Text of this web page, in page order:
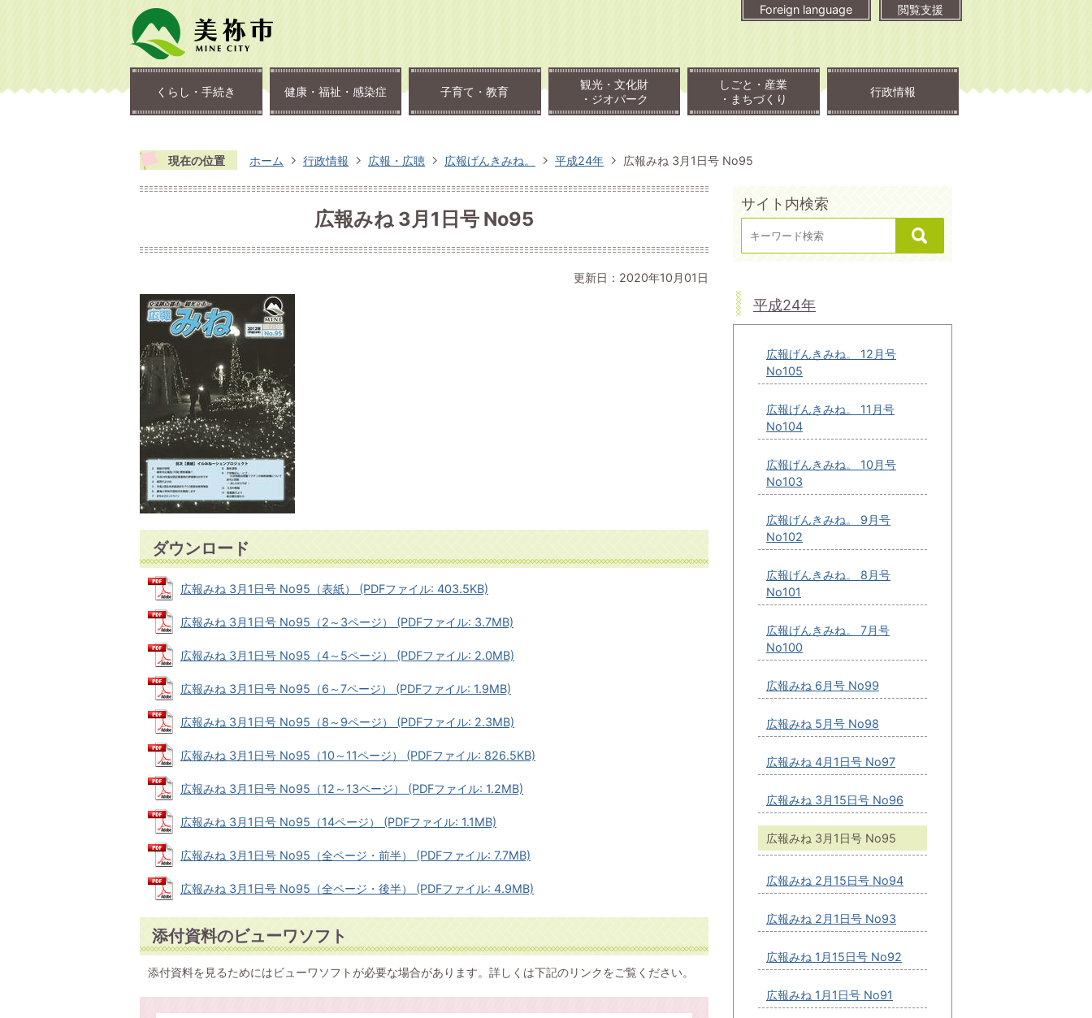
Foreign language 閲覧支援
くらし・手続き 健康・福祉・感染症 子育て・教育
観光・文化財
・ジオパーク
しごと・産業
・まちづくり
行政情報
現在の位置 ホーム 行政情報 広報・広聴 広報げんきみね。 平成24年 広報みね 3月1日号 No95
広報みね 3月1日号 No95
更新日：2020年10月01日
ダウンロード
広報みね 3月1日号 No95（表紙） (PDFファイル: 403.5KB)
広報みね 3月1日号 No95（2～3ページ） (PDFファイル: 3.7MB)
広報みね 3月1日号 No95（4～5ページ） (PDFファイル: 2.0MB)
広報みね 3月1日号 No95（6～7ページ） (PDFファイル: 1.9MB)
広報みね 3月1日号 No95（8～9ページ） (PDFファイル: 2.3MB)
広報みね 3月1日号 No95（10～11ページ） (PDFファイル: 826.5KB)
広報みね 3月1日号 No95（12～13ページ） (PDFファイル: 1.2MB)
広報みね 3月1日号 No95（14ページ） (PDFファイル: 1.1MB)
広報みね 3月1日号 No95（全ページ・前半） (PDFファイル: 7.7MB)
広報みね 3月1日号 No95（全ページ・後半） (PDFファイル: 4.9MB)
添付資料のビューワソフト
添付資料を見るためにはビューワソフトが必要な場合があります。詳しくは下記のリンクをご覧ください。
サイト内検索
平成24年
広報げんきみね。 12月号
No105
広報げんきみね。 11月号
No104
広報げんきみね。 10月号
No103
広報げんきみね。 9月号
No102
広報げんきみね。 8月号
No101
広報げんきみね。 7月号
No100
広報みね 6月号 No99
広報みね 5月号 No98
広報みね 4月1日号 No97
広報みね 3月15日号 No96
広報みね 3月1日号 No95
広報みね 2月15日号 No94
広報みね 2月1日号 No93
広報みね 1月15日号 No92
広報みね 1月1日号 No91